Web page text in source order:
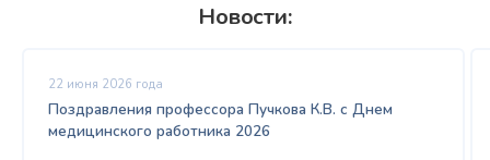
Новости:
22 июня 2026 года
Поздравления профессора Пучкова К.В. с Днем
медицинского работника 2026